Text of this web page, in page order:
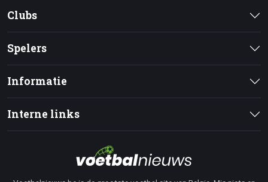
Clubs
Spelers
Informatie
Interne links